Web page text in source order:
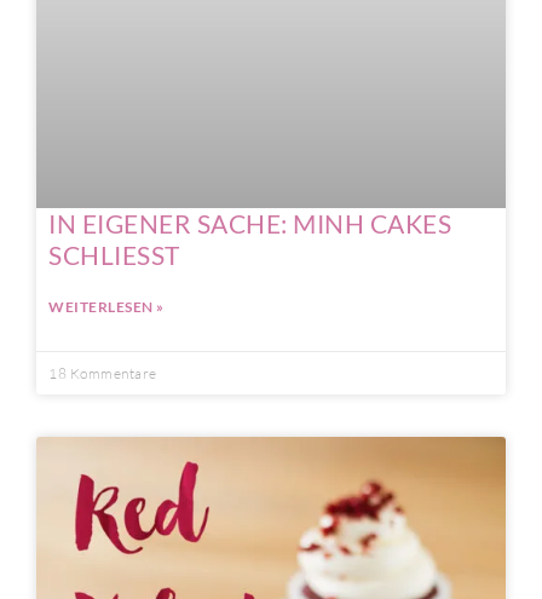
IN EIGENER SACHE: MINH CAKES
SCHLIESST
WEITERLESEN »
18 Kommentare